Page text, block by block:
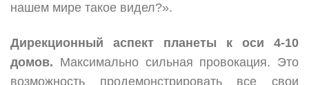
нашем мире такое видел?».
Дирекционный аспект планеты к оси 4-10
домов. Максимально сильная провокация. Это
возможность продемонстрировать все свои